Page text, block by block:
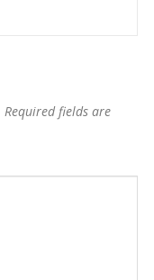
Required fields are